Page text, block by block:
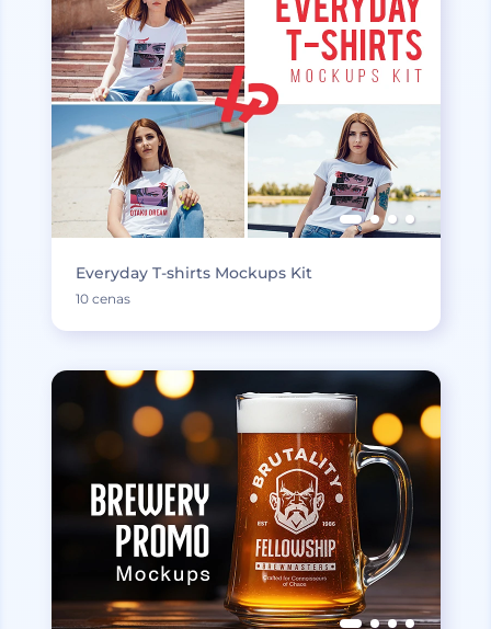
Everyday T-shirts Mockups Kit
10 cenas